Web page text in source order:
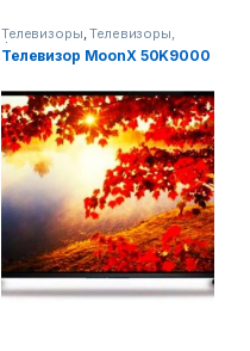
Телевизоры,Телевизоры,
фото-видео и аудио
Телевизор MoonX 50K9000